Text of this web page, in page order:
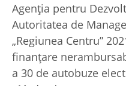
Agenția pentru
Autoritatea de
„Regiunea Centru”
finanțare
a 30 de autobuze